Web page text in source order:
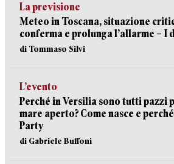
La previsione
Meteo in Toscana, situazione
conferma e prolunga l’allarme – I
di Tommaso Silvi
L’evento
Perché in Versilia sono tutti pazzi
mare aperto? Come nasce e
Party
di Gabriele Buffoni